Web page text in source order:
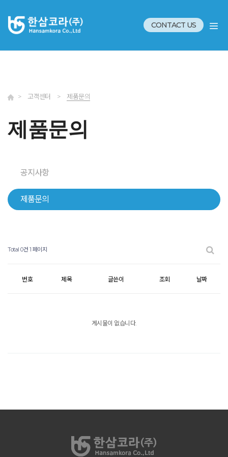
CONTACT US
> 고객센터 > 제품문의
제품문의
공지사항
제품문의
Total 0건 1 페이지
번호 제목 글쓴이 조회 날짜
게시물이 없습니다.